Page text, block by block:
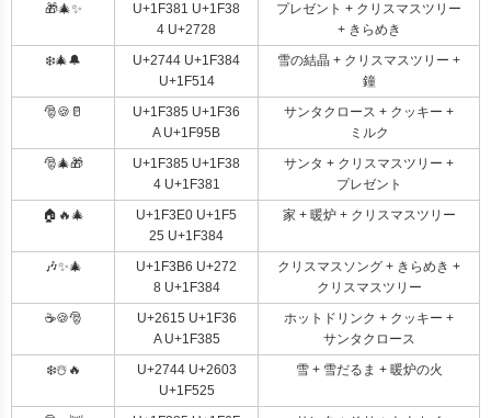
🎁🎄✨
U+1F381 U+1F38
4 U+2728
プレゼント + クリスマスツリー
+ きらめき
❄️🎄🔔
U+2744 U+1F384
U+1F514
雪の結晶 + クリスマスツリー +
鐘
🎅🍪🥛
U+1F385 U+1F36
A U+1F95B
サンタクロース + クッキー +
ミルク
🎅🎄🎁
U+1F385 U+1F38
4 U+1F381
サンタ + クリスマスツリー +
プレゼント
🏠🔥🎄
U+1F3E0 U+1F5
25 U+1F384
家 + 暖炉 + クリスマスツリー
🎶✨🎄
U+1F3B6 U+272
8 U+1F384
クリスマスソング + きらめき +
クリスマスツリー
☕🍪🎅
U+2615 U+1F36
A U+1F385
ホットドリンク + クッキー +
サンタクロース
❄️☃️🔥
U+2744 U+2603
U+1F525
雪 + 雪だるま + 暖炉の火